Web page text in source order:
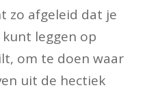
zo afgeleid dat je
leggen op
om te doen waar
uit de hectiek